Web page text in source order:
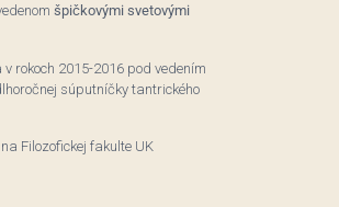
špičkovými svetovými
rokoch 2015-2016 pod vedením
súputníčky tantrického
na Filozofickej fakulte UK